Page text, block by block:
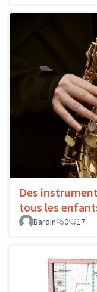
Des
tous les
Bardin
0 17